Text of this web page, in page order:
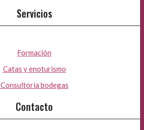
Servicios
Formación
Catas y enoturismo
Consultoría bodegas
Contacto